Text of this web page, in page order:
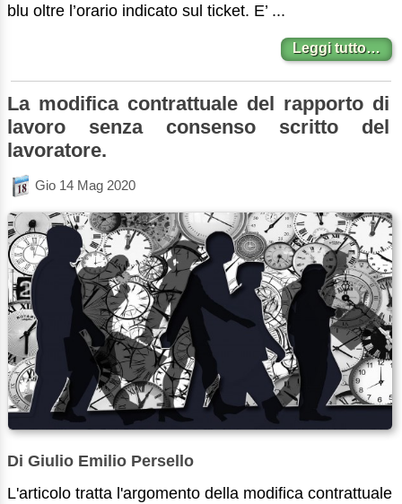
blu oltre l’orario indicato sul ticket. E’ ...
Leggi tutto…
La modifica contrattuale del rapporto di
lavoro senza consenso scritto del
lavoratore.
Gio 14 Mag 2020
Di Giulio Emilio Persello
L'articolo tratta l'argomento della modifica contrattuale